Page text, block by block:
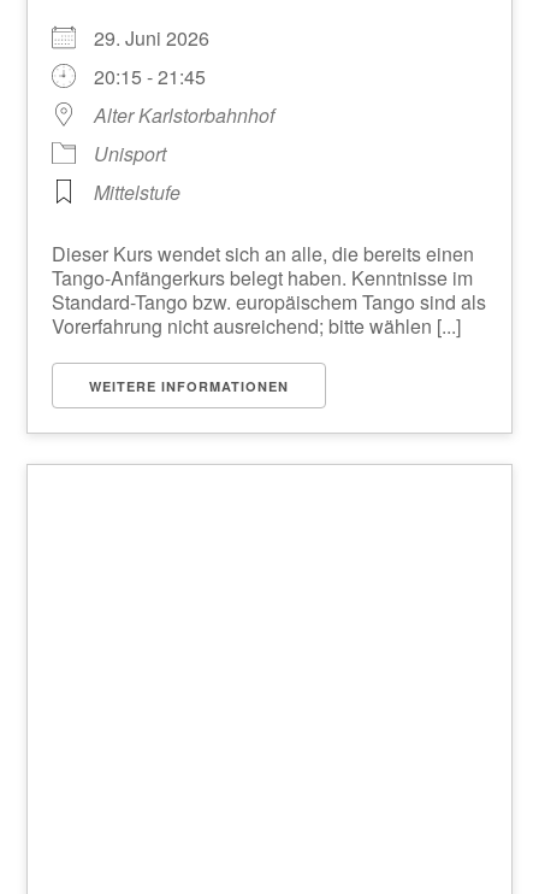
29. Juni 2026
20:15 - 21:45
Alter Karlstorbahnhof
Unisport
Mittelstufe
Dieser Kurs wendet sich an alle, die bereits einen
Tango-Anfängerkurs belegt haben. Kenntnisse im
Standard-Tango bzw. europäischem Tango sind als
Vorerfahrung nicht ausreichend; bitte wählen [...]
WEITERE INFORMATIONEN